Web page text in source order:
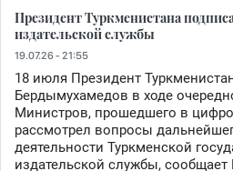
Президент Туркменистана
издательской службы
19.07.26 - 21:55
18 июля Президент
Бердымухамедов в ходе
Министров, прошедшего в
рассмотрел вопросы
деятельности Туркменской
издательской службы,